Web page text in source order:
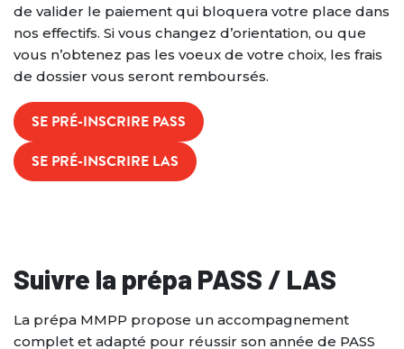
de valider le paiement qui bloquera votre place dans
nos effectifs. Si vous changez d’orientation, ou que
vous n’obtenez pas les voeux de votre choix, les frais
de dossier vous seront remboursés.
SE PRÉ-INSCRIRE PASS
SE PRÉ-INSCRIRE LAS
Suivre la prépa PASS / LAS
La prépa MMPP propose un accompagnement
complet et adapté pour réussir son année de PASS